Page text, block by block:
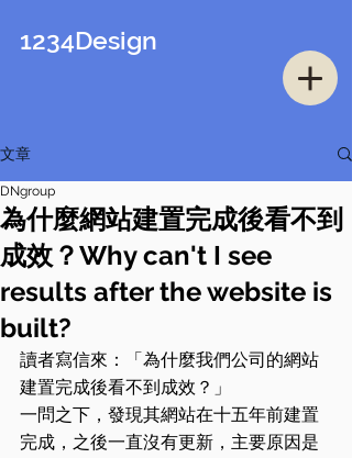
1234Design
文章
為什麼網站建置完成後看不到
成效？Why can't I see
results after the website is
built?
DNgroup
讀者寫信來：「為什麼我們公司的網站
建置完成後看不到成效？」
一問之下，發現其網站在十五年前建置
完成，之後一直沒有更新，主要原因是